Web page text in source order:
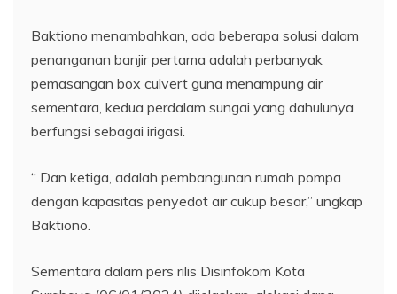
Baktiono menambahkan, ada beberapa solusi dalam
penanganan banjir pertama adalah perbanyak
pemasangan box culvert guna menampung air
sementara, kedua perdalam sungai yang dahulunya
berfungsi sebagai irigasi.
“ Dan ketiga, adalah pembangunan rumah pompa
dengan kapasitas penyedot air cukup besar,” ungkap
Baktiono.
Sementara dalam pers rilis Disinfokom Kota